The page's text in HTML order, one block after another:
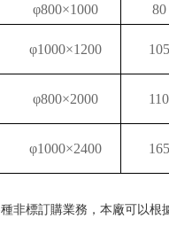
φ800×1000 80
φ1000×1200 105
φ800×2000 110
φ1000×2400 165
非標訂購業務，本廠可以根